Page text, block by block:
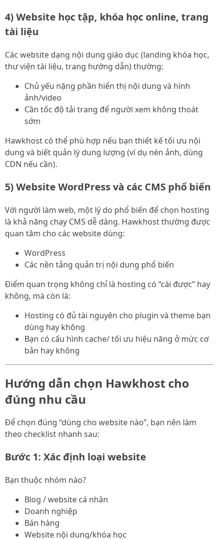
4) Website học tập, khóa học online, trang
tài liệu
Các website dạng nội dung giáo dục (landing khóa học,
thư viện tài liệu, trang hướng dẫn) thường:
Chủ yếu nặng phần hiển thị nội dung và hình
ảnh/video
Cần tốc độ tải trang để người xem không thoát
sớm
Hawkhost có thể phù hợp nếu bạn thiết kế tối ưu nội
dung và biết quản lý dung lượng (ví dụ nén ảnh, dùng
CDN nếu cần).
5) Website WordPress và các CMS phổ biến
Với người làm web, một lý do phổ biến để chọn hosting
là khả năng chạy CMS dễ dàng. Hawkhost thường được
quan tâm cho các website dùng:
WordPress
Các nền tảng quản trị nội dung phổ biến
Điểm quan trọng không chỉ là hosting có “cài được” hay
không, mà còn là:
Hosting có đủ tài nguyên cho plugin và theme bạn
dùng hay không
Bạn có cấu hình cache/ tối ưu hiệu năng ở mức cơ
bản hay không
Hướng dẫn chọn Hawkhost cho
đúng nhu cầu
Để chọn đúng “dùng cho website nào”, bạn nên làm
theo checklist nhanh sau:
Bước 1: Xác định loại website
Bạn thuộc nhóm nào?
Blog / website cá nhân
Doanh nghiệp
Bán hàng
Website nội dung/khóa học